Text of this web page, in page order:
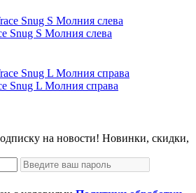
Snug S Молния слева
Snug L Молния справа
на новости! Новинки, скидки,